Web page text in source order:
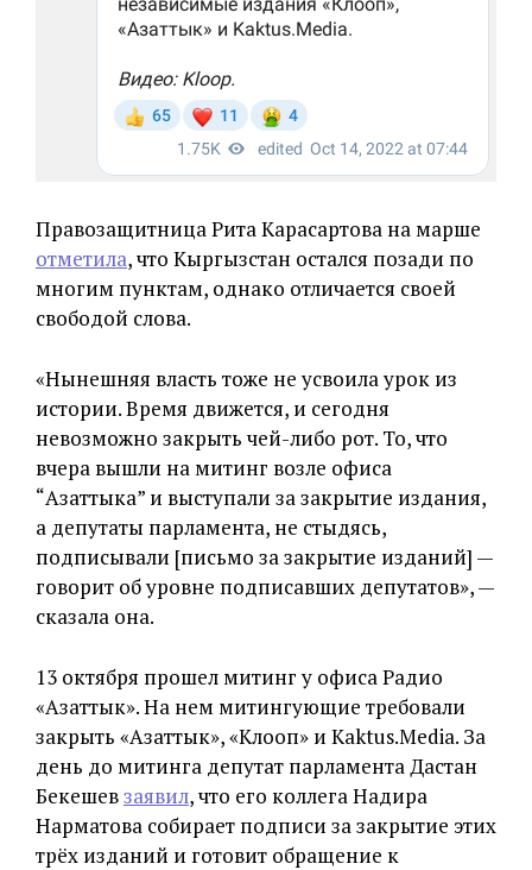
Правозащитница Рита Карасартова на марше
отметила, что Кыргызстан остался позади по
многим пунктам, однако отличается своей
свободой слова.
«Нынешняя власть тоже не усвоила урок из
истории. Время движется, и сегодня
невозможно закрыть чей-либо рот. То, что
вчера вышли на митинг возле офиса
“Азаттыка” и выступали за закрытие издания,
а депутаты парламента, не стыдясь,
подписывали [письмо за закрытие изданий] —
говорит об уровне подписавших депутатов», —
сказала она.
13 октября прошел митинг у офиса Радио
«Азаттык». На нем митингующие требовали
закрыть «Азаттык», «Клооп» и Kaktus.Media. За
день до митинга депутат парламента Дастан
Бекешевзаявил, что его коллега Надира
Нарматова собирает подписи за закрытие этих
трёх изданий и готовит обращение к